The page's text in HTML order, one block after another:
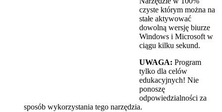
czyste którym można na
stałe aktywować
dowolną wersję biurze
Windows i Microsoft w
ciągu kilku sekund.
UWAGA: Program
tylko dla celów
edukacyjnych! Nie
ponoszę
odpowiedzialności za
sposób wykorzystania tego narzędzia.